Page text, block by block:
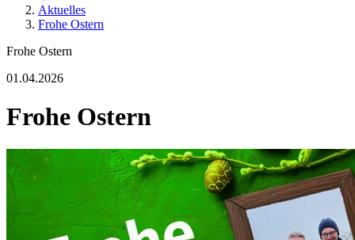
Aktuelles
Frohe Ostern
Frohe Ostern
01.04.2026
Frohe Ostern